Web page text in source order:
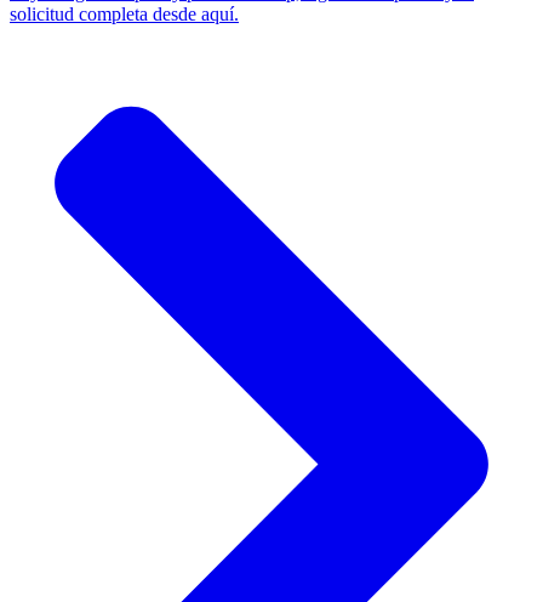
solicitud completa desde aquí.